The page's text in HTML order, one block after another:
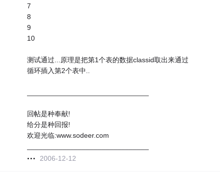
7
8
9
10
测试通过...原理是把第1个表的数据classid取出来通过
循环插入第2个表中..
回帖是种奉献!
给分是种回报!
欢迎光临:www.sodeer.com
2006-12-12